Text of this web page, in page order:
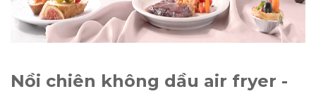
Nồi chiên không dầu air fryer -